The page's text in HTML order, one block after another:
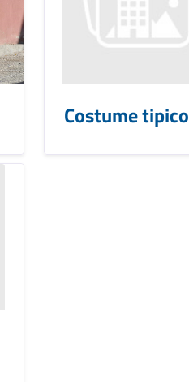
Costume tipico